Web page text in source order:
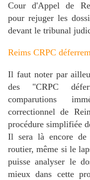
Cour d'Appel de
pour rejuger les
devant le tribunal
Reims CRPC
Il faut noter par
des "CRPC
comparutions
correctionnel de
procédure simplifiée
Il sera là encore de
routier, même si le
puisse analyser le
mieux dans cette